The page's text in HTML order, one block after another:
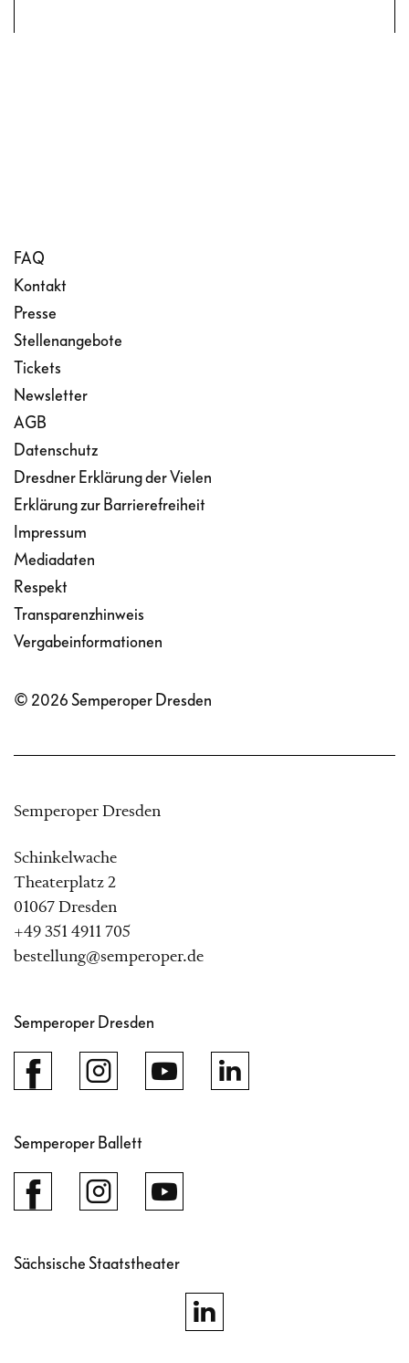
FAQ
Kontakt
Presse
Stellenangebote
Tickets
Newsletter
AGB
Datenschutz
Dresdner Erklärung der Vielen
Erklärung zur Barrierefreiheit
Impressum
Mediadaten
Respekt
Transparenzhinweis
Vergabeinformationen
© 2026 Semperoper Dresden
Semperoper Dresden
Schinkelwache
Theaterplatz 2
01067 Dresden
+49 351 4911 705
bestellung@semperoper.de
Semperoper Dresden
Semperoper Ballett
Sächsische Staatstheater